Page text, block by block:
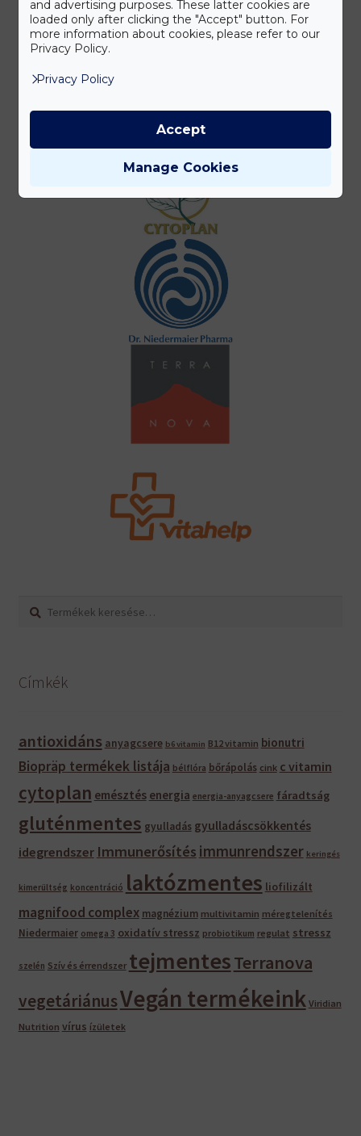
Keresés
Keresés
Címkék
antioxidáns anyagcsere b6 vitamin B12 vitamin bionutri
Biopräp termékek listája bélflóra bőrápolás cink c vitamin
cytoplan emésztés energia energia-anyagcsere fáradtság
gluténmentes gyulladás gyulladáscsökkentés
idegrendszer Immunerősítés immunrendszer keringés
kimerültség koncentráció laktózmentes liofilizált
magnifood complex magnézium multivitamin méregtelenítés
Niedermaier omega 3 oxidatív stressz probiotikum regulat stressz
szelén Szív és érrendszer tejmentesTerranova
vegetáriánusVegán termékeink Viridian
Nutrition vírus ízületek
and advertising purposes. These latter cookies are
loaded only after clicking the "Accept" button. For
more information about cookies, please refer to our
Privacy Policy.
Privacy Policy
Manage Cookies
Accept